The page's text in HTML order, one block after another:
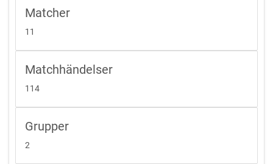
Matcher
11
Matchhändelser
114
Grupper
2